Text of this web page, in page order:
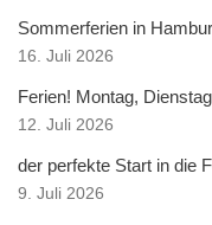
Sommerferien in
16. Juli 2026
Ferien! Montag,
12. Juli 2026
der perfekte Start in die
9. Juli 2026